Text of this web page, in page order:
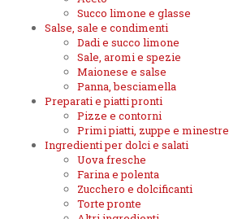
Succo limone e glasse
Salse, sale e condimenti
Dadi e succo limone
Sale, aromi e spezie
Maionese e salse
Panna, besciamella
Preparati e piatti pronti
Pizze e contorni
Primi piatti, zuppe e minestre
Ingredienti per dolci e salati
Uova fresche
Farina e polenta
Zucchero e dolcificanti
Torte pronte